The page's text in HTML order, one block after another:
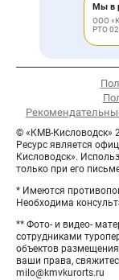
Мы в
ООО
РТО
© «КМВ-Кисловодск»
Ресурс является
Кисловодск».
только при его
* Имеются
Необходима
** Фото- и видео-
сотрудниками
объектов
ваши права,
milo@kmvkurorts.ru